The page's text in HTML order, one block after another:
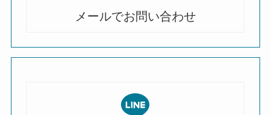
メールでお問い合わせ